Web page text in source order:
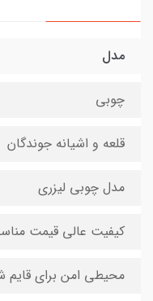
مدل
چوبی
قلعه و اشیانه جوندگان
مدل چوبی لیزری
کیفیت عالی قیمت
محیطی امن برای